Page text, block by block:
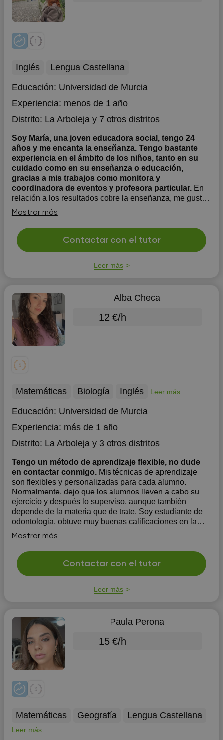
Inglés
Lengua Castellana
Educación: Universidad de Murcia
Experiencia: menos de 1 año
Distrito: La Arbolejay 7 otros distritos
Soy María, una joven educadora social, tengo 24
años y me encanta la enseñanza. Tengo bastante
experiencia en el ámbito de los niños, tanto en su
cuidado como en su enseñanza o educación,
gracias a mis trabajos como monitora y
coordinadora de eventos y profesora particular. En
relación a los resultados cobre la enseñanza, me gusta
enseñar a los niños a estudiar de manera clara y
sencilla de forma que lo que han ido estudiando en
clase no se les haga pesado y aburrido. Les enseño
hacer esquemas que les ayuden a estudiar a parte de
ponerle yo unas breves tareas a modo ap...
Mostrar más
Contactar con el tutor
Leer más
Alba Checa
12 €/h
Matemáticas Biología Inglés Leer más
Educación: Universidad de Murcia
Experiencia: más de 1 año
Distrito: La Arbolejay 3 otros distritos
Tengo un método de aprendizaje flexible, no dude
en contactar conmigo. Mis técnicas de aprendizaje
son flexibles y personalizadas para cada alumno.
Normalmente, dejo que los alumnos lleven a cabo su
ejercicio y después lo superviso, aunque también
depende de la materia que de trate. Soy estudiante de
odontologia, obtuve muy buenas calificaciones en la
EVAU
Mostrar más
Contactar con el tutor
Leer más
Paula Perona
15 €/h
Matemáticas Geografía Lengua Castellana
Leer más